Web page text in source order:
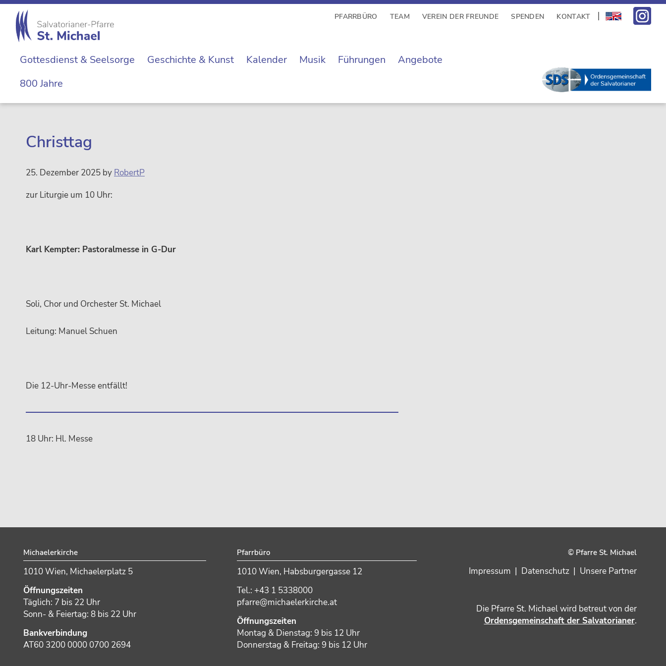
Zur
Hauptnavigation
springen
Skip
main
Zur
Hauptsidebar
springen
Zur
Fußzeile
springen
Michael
Michaelerkirche
im
Zentrum
Wiens
PFARRBÜRO TEAM VEREIN DER FREUNDE SPENDEN KONTAKT
Gottesdienst & Seelsorge Geschichte & Kunst Kalender Musik Führungen
Angebote
800 Jahre
Christtag
25. Dezember 2025 by RobertP
zur Liturgie um 10 Uhr:
Karl Kempter: Pastoralmesse in G-Dur
Soli, Chor und Orchester St. Michael
Leitung: Manuel Schuen
Die 12-Uhr-Messe entfällt!
18 Uhr: Hl. Messe
Michaelerkirche
1010 Wien, Michaelerplatz 5
Öffnungszeiten
Täglich: 7 bis 22 Uhr
Sonn- & Feiertag: 8 bis 22 Uhr
Bankverbindung
AT60 3200 0000 0700 2694
Pfarrbüro
1010 Wien, Habsburgergasse 12
Tel.: +43 1 5338000
pfarre@michaelerkirche.at
Öffnungszeiten
Montag & Dienstag: 9 bis 12 Uhr
Donnerstag & Freitag: 9 bis 12 Uhr
© Pfarre St. Michael
Impressum | Datenschutz| Unsere Partner
Die Pfarre St. Michael wird betreut von der
Ordensgemeinschaft der Salvatorianer.